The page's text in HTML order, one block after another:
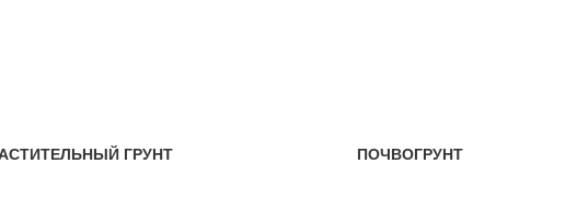
ГРУНТ ПОЧВОГРУНТ